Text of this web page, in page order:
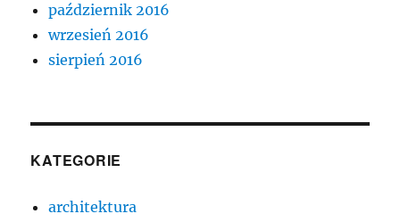
październik 2016
wrzesień 2016
sierpień 2016
KATEGORIE
architektura